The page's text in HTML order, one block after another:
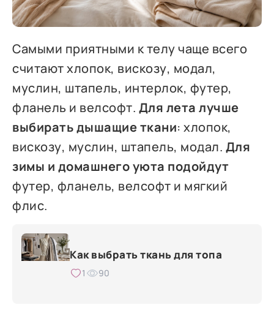
Самыми приятными к телу чаще всего
считают хлопок, вискозу, модал,
муслин, штапель, интерлок, футер,
фланель и велсофт. Для лета лучше
выбирать дышащие ткани: хлопок,
вискозу, муслин, штапель, модал. Для
зимы и домашнего уюта подойдут
футер, фланель, велсофт и мягкий
флис.
Как выбрать ткань для топа
1 90